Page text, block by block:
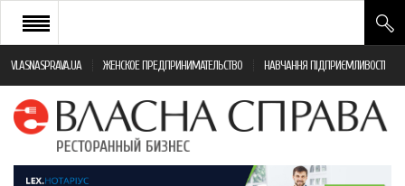
VLASNASPRAVA.UA ЖЕНСКОЕ ПРЕДПРИНИМАТЕЛЬСТВО НАВЧАННЯ ПІДПРИЄМЛИВОСТІ
НОВИНИ РЕСТОРАННОГО БІЗНЕСУ
ЯК ВІДКРИТИ ТА УСПІШНО КЕРУВАТИ